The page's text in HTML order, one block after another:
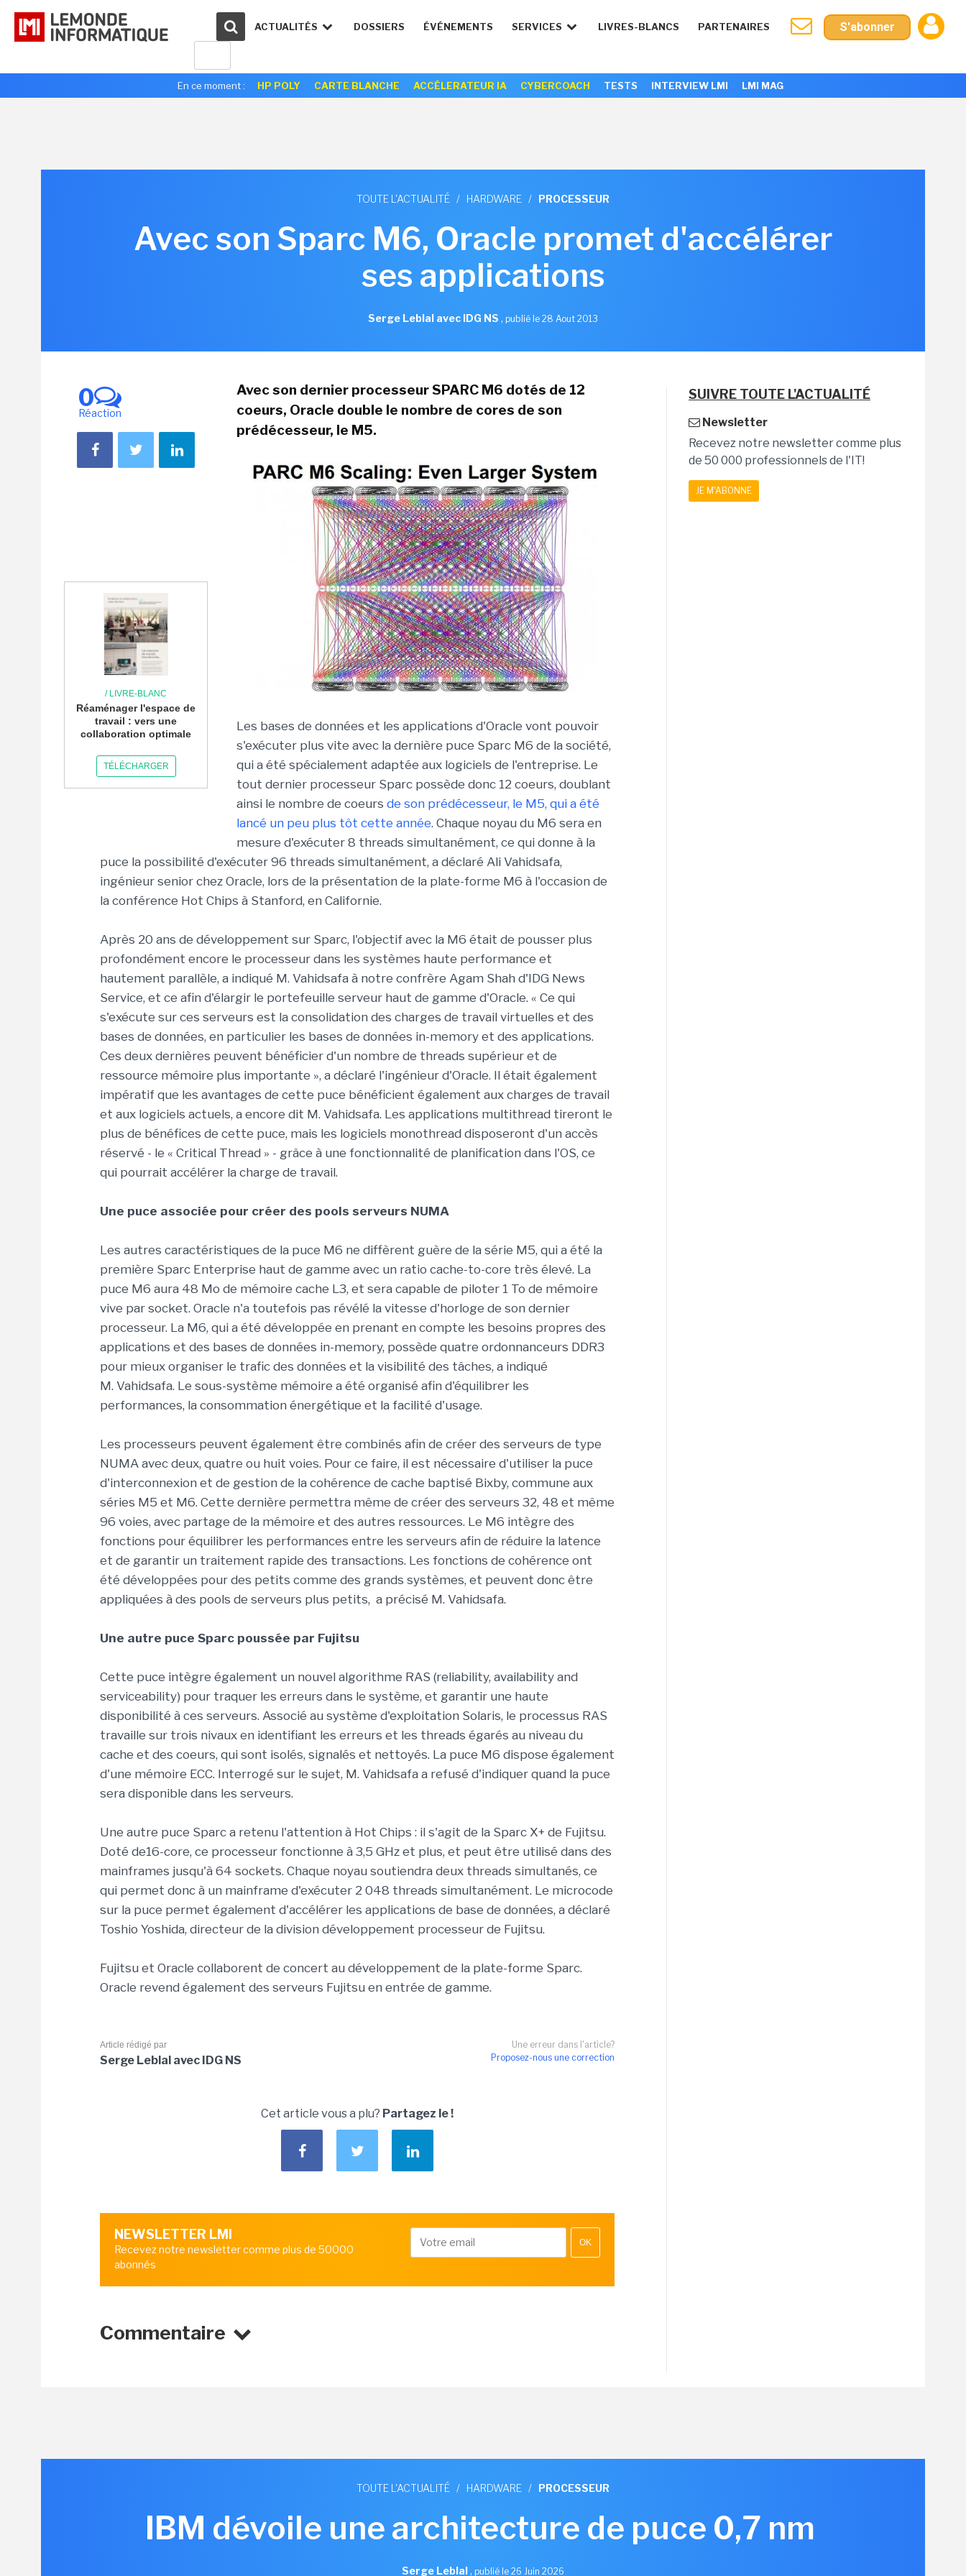
ACTUALITÉS DOSSIERS ÉVÉNEMENTS SERVICES LIVRES-BLANCS PARTENAIRES S'abonner
En ce moment : HP POLY CARTE BLANCHE ACCÉLERATEUR IA CYBERCOACH TESTS INTERVIEW LMI LMI MAG
TOUTE L'ACTUALITÉ / HARDWARE / PROCESSEUR
Avec son Sparc M6, Oracle promet d'accélérer
ses applications
Serge Leblal avec IDG NS , publié le 28 Aout 2013
0
Réaction
/ LIVRE-BLANC
Réaménager l'espace de
travail : vers une
collaboration optimale
TÉLÉCHARGER
Avec son dernier processeur SPARC M6 dotés de 12
coeurs, Oracle double le nombre de cores de son
prédécesseur, le M5.
Les bases de données et les applications d'Oracle vont pouvoir
s'exécuter plus vite avec la dernière puce Sparc M6 de la société,
qui a été spécialement adaptée aux logiciels de l'entreprise. Le
tout dernier processeur Sparc possède donc 12 coeurs, doublant
ainsi le nombre de coeurs de son prédécesseur, le M5, qui a été
lancé un peu plus tôt cette année. Chaque noyau du M6 sera en
mesure d'exécuter 8 threads simultanément, ce qui donne à la
puce la possibilité d'exécuter 96 threads simultanément, a déclaré Ali Vahidsafa,
ingénieur senior chez Oracle, lors de la présentation de la plate-forme M6 à l'occasion de
la conférence Hot Chips à Stanford, en Californie.
Après 20 ans de développement sur Sparc, l'objectif avec la M6 était de pousser plus
profondément encore le processeur dans les systèmes haute performance et
hautement parallèle, a indiqué M. Vahidsafa à notre confrère Agam Shah d'IDG News
Service, et ce afin d'élargir le portefeuille serveur haut de gamme d'Oracle. « Ce qui
s'exécute sur ces serveurs est la consolidation des charges de travail virtuelles et des
bases de données, en particulier les bases de données in-memory et des applications.
Ces deux dernières peuvent bénéficier d'un nombre de threads supérieur et de
ressource mémoire plus importante », a déclaré l'ingénieur d'Oracle. Il était également
impératif que les avantages de cette puce bénéficient également aux charges de travail
et aux logiciels actuels, a encore dit M. Vahidsafa. Les applications multithread tireront le
plus de bénéfices de cette puce, mais les logiciels monothread disposeront d'un accès
réservé - le « Critical Thread » - grâce à une fonctionnalité de planification dans l'OS, ce
qui pourrait accélérer la charge de travail.
Une puce associée pour créer des pools serveurs NUMA
Les autres caractéristiques de la puce M6 ne diffèrent guère de la série M5, qui a été la
première Sparc Enterprise haut de gamme avec un ratio cache-to-core très élevé. La
puce M6 aura 48 Mo de mémoire cache L3, et sera capable de piloter 1 To de mémoire
vive par socket. Oracle n'a toutefois pas révélé la vitesse d'horloge de son dernier
processeur. La M6, qui a été développée en prenant en compte les besoins propres des
applications et des bases de données in-memory, possède quatre ordonnanceurs DDR3
pour mieux organiser le trafic des données et la visibilité des tâches, a indiqué
M. Vahidsafa. Le sous-système mémoire a été organisé afin d'équilibrer les
performances, la consommation énergétique et la facilité d'usage.
Les processeurs peuvent également être combinés afin de créer des serveurs de type
NUMA avec deux, quatre ou huit voies. Pour ce faire, il est nécessaire d'utiliser la puce
d'interconnexion et de gestion de la cohérence de cache baptisé Bixby, commune aux
séries M5 et M6. Cette dernière permettra même de créer des serveurs 32, 48 et même
96 voies, avec partage de la mémoire et des autres ressources. Le M6 intègre des
fonctions pour équilibrer les performances entre les serveurs afin de réduire la latence
et de garantir un traitement rapide des transactions. Les fonctions de cohérence ont
été développées pour des petits comme des grands systèmes, et peuvent donc être
appliquées à des pools de serveurs plus petits, a précisé M. Vahidsafa.
Une autre puce Sparc poussée par Fujitsu
Cette puce intègre également un nouvel algorithme RAS (reliability, availability and
serviceability) pour traquer les erreurs dans le système, et garantir une haute
disponibilité à ces serveurs. Associé au système d'exploitation Solaris, le processus RAS
travaille sur trois nivaux en identifiant les erreurs et les threads égarés au niveau du
cache et des coeurs, qui sont isolés, signalés et nettoyés. La puce M6 dispose également
d'une mémoire ECC. Interrogé sur le sujet, M. Vahidsafa a refusé d'indiquer quand la puce
sera disponible dans les serveurs.
Une autre puce Sparc a retenu l'attention à Hot Chips : il s'agit de la Sparc X+ de Fujitsu.
Doté de16-core, ce processeur fonctionne à 3,5 GHz et plus, et peut être utilisé dans des
mainframes jusqu'à 64 sockets. Chaque noyau soutiendra deux threads simultanés, ce
qui permet donc à un mainframe d'exécuter 2 048 threads simultanément. Le microcode
sur la puce permet également d'accélérer les applications de base de données, a déclaré
Toshio Yoshida, directeur de la division développement processeur de Fujitsu.
Fujitsu et Oracle collaborent de concert au développement de la plate-forme Sparc.
Oracle revend également des serveurs Fujitsu en entrée de gamme.
Une erreur dans l'article?
Proposez-nous une correction
Article rédigé par
Serge Leblal avec IDG NS
Cet article vous a plu? Partagez le !
NEWSLETTER LMI
Recevez notre newsletter comme plus de 50000
abonnés
OK
Commentaire
SUIVRE TOUTE L'ACTUALITÉ
Newsletter
Recevez notre newsletter comme plus
de 50 000 professionnels de l'IT!
JE M'ABONNE
TOUTE L'ACTUALITÉ / HARDWARE / PROCESSEUR
IBM dévoile une architecture de puce 0,7 nm
Serge Leblal, publié le 26 Juin 2026